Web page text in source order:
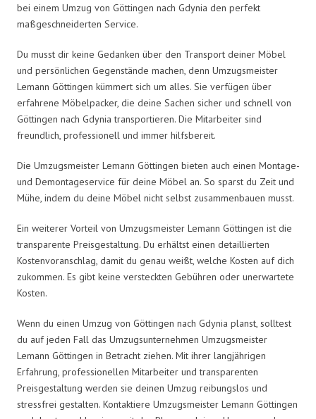
bei einem Umzug von Göttingen nach Gdynia den perfekt
maßgeschneiderten Service.
Du musst dir keine Gedanken über den Transport deiner Möbel
und persönlichen Gegenstände machen, denn Umzugsmeister
Lemann Göttingen kümmert sich um alles. Sie verfügen über
erfahrene Möbelpacker, die deine Sachen sicher und schnell von
Göttingen nach Gdynia transportieren. Die Mitarbeiter sind
freundlich, professionell und immer hilfsbereit.
Die Umzugsmeister Lemann Göttingen bieten auch einen Montage-
und Demontageservice für deine Möbel an. So sparst du Zeit und
Mühe, indem du deine Möbel nicht selbst zusammenbauen musst.
Ein weiterer Vorteil von Umzugsmeister Lemann Göttingen ist die
transparente Preisgestaltung. Du erhältst einen detaillierten
Kostenvoranschlag, damit du genau weißt, welche Kosten auf dich
zukommen. Es gibt keine versteckten Gebühren oder unerwartete
Kosten.
Wenn du einen Umzug von Göttingen nach Gdynia planst, solltest
du auf jeden Fall das Umzugsunternehmen Umzugsmeister
Lemann Göttingen in Betracht ziehen. Mit ihrer langjährigen
Erfahrung, professionellen Mitarbeiter und transparenten
Preisgestaltung werden sie deinen Umzug reibungslos und
stressfrei gestalten. Kontaktiere Umzugsmeister Lemann Göttingen